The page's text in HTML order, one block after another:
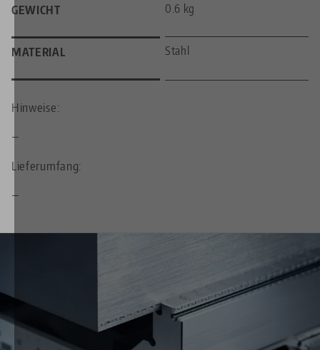
GEWICHT 0.6 kg
MATERIAL Stahl
Hinweise:
—
Lieferumfang:
—